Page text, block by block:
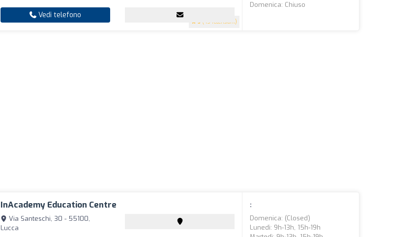
5 (45 recensioni)
Vedi telefono
Domenica: Chiuso
InAcademy Education Centre
Via Santeschi, 30 - 55100,
Lucca
:
Domenica: (closed)
Lunedì: 9h-13h, 15h-19h